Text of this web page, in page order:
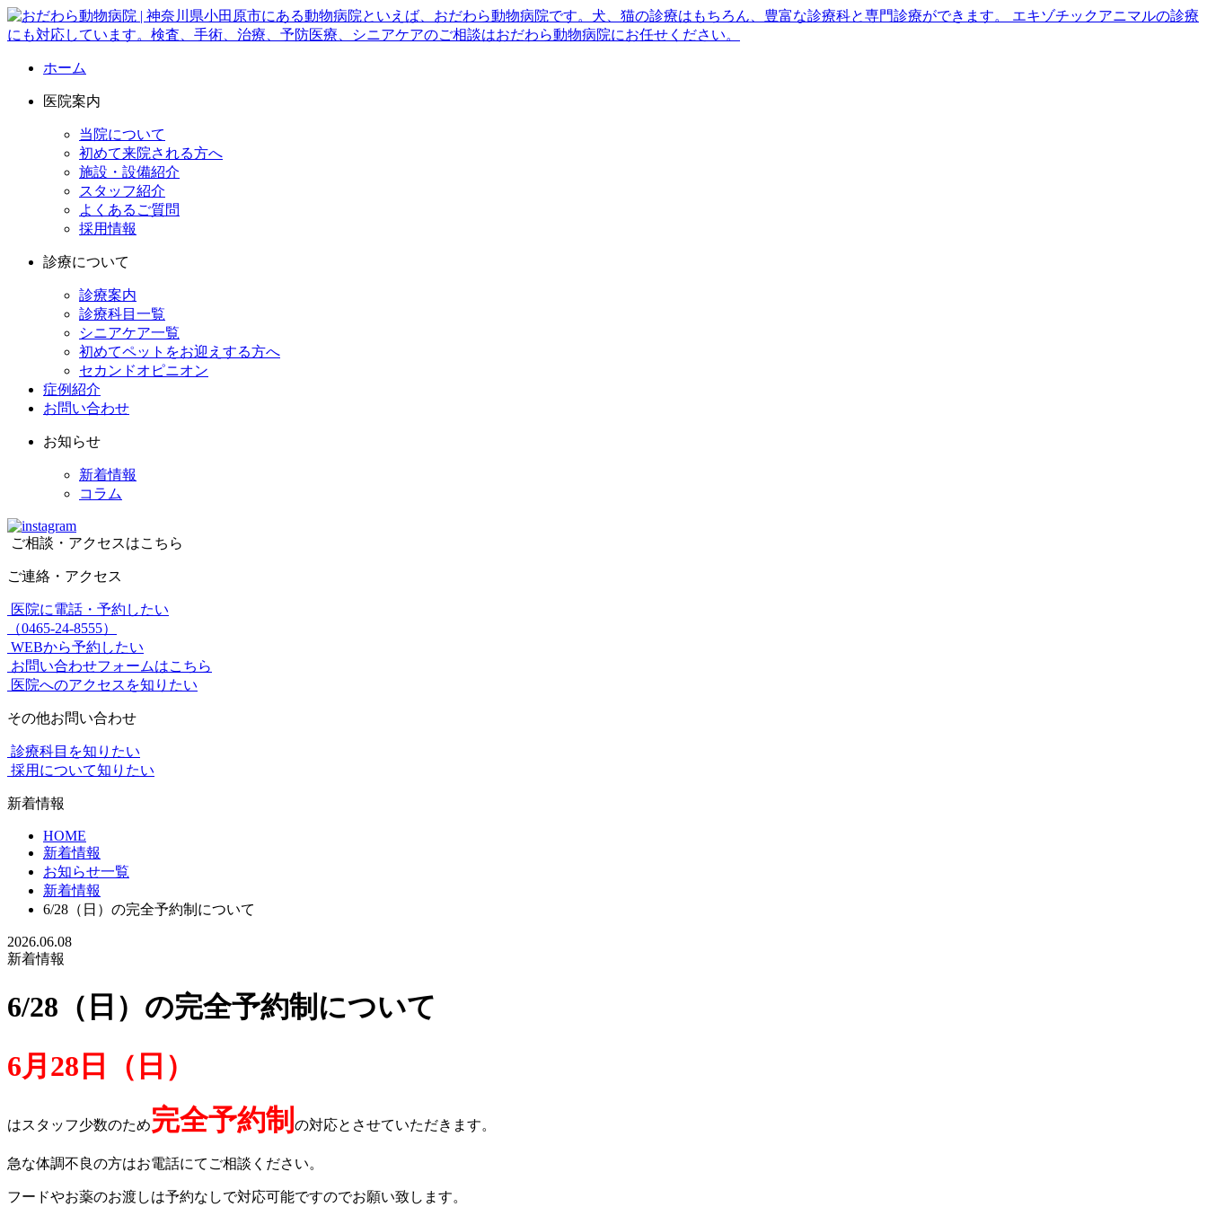
ホーム
医院案内
当院について
初めて来院される方へ
施設・設備紹介
スタッフ紹介
よくあるご質問
採用情報
診療について
診療案内
診療科目一覧
シニアケア一覧
初めてペットをお迎えする方へ
セカンドオピニオン
症例紹介
お問い合わせ
お知らせ
新着情報
コラム
ご相談・アクセスはこちら
ご連絡・アクセス
医院に電話・予約したい
（0465-24-8555）
WEBから予約したい
お問い合わせフォームはこちら
医院へのアクセスを知りたい
その他お問い合わせ
診療科目を知りたい
採用について知りたい
新着情報
HOME
新着情報
お知らせ一覧
新着情報
6/28（日）の完全予約制について
2026.06.08
新着情報
6/28（日）の完全予約制について
6月28日（日）
はスタッフ少数のため完全予約制 の対応とさせていただきます。
急な体調不良の方はお電話にてご相談ください。
フードやお薬のお渡しは予約なしで対応可能ですのでお願い致します。